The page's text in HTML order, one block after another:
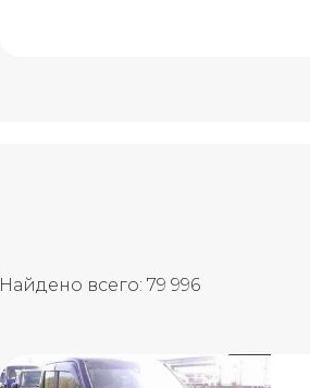
Найдено всего: 79 996